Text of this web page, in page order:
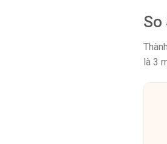
So
là 3